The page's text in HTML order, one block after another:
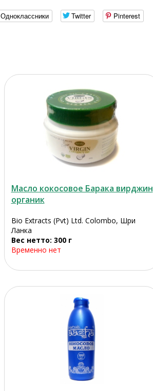
Одноклассники Twitter Pinterest
Масло кокосовое Барака вирджин
органик
Bio Extracts (Pvt) Ltd. Colombo, Шри
Ланка
Вес нетто: 300 г
Временно нет